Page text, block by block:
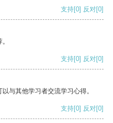
支持[0] 反对[0]
支持[0] 反对[0]
与其他学习者交流学习心得。
支持[0] 反对[0]